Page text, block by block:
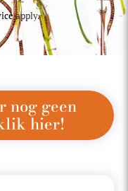
apply.
nog geen
hier!